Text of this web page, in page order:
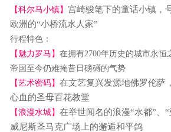
【科尔马小镇】 宫崎骏笔下的童话小镇，
欧洲的“小桥流水人家”
行程特色：
【魅力罗马】 在拥有2700年历史的城市永恒
帝国至今仍难掩昔日磅礡的气势
【艺术密码】 在文艺复兴发源地佛罗伦萨，
心血的圣母百花教堂
【浪漫水城】 在举世闻名的浪漫“水都”、
威尼斯圣马克广场上的邂逅和平鸽